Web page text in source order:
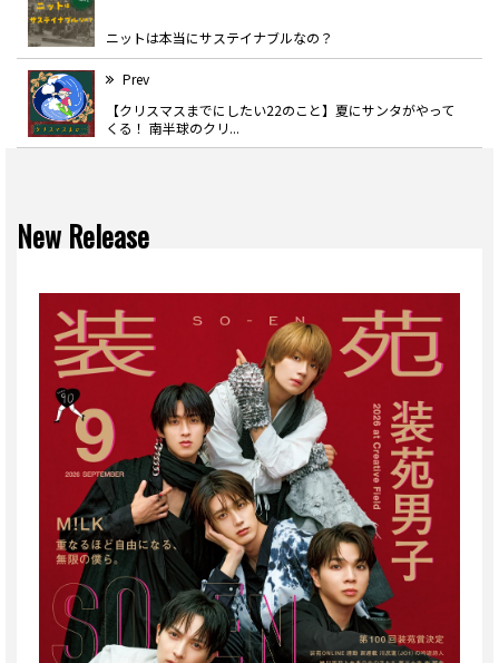
ニットは本当にサステイナブルなの？
Prev
【クリスマスまでにしたい22のこと】夏にサンタがやって
くる！ 南半球のクリ...
New Release